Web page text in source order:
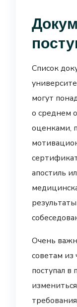
Список
могут
о среднем
оценками,
апостиль
Очень
советам из
поступал в